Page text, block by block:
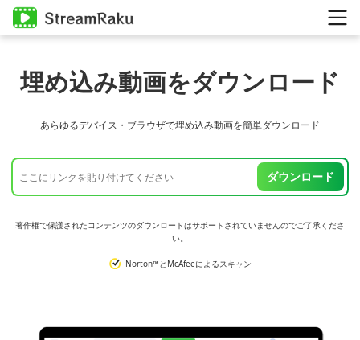
埋め込み動画をダウンロード
あらゆるデバイス・ブラウザで埋め込み動画を簡単ダウンロード
ダウンロード
著作権で保護されたコンテンツのダウンロードはサポートされていませんのでご了承くださ
い。
Norton™と McAfeeによるスキャン